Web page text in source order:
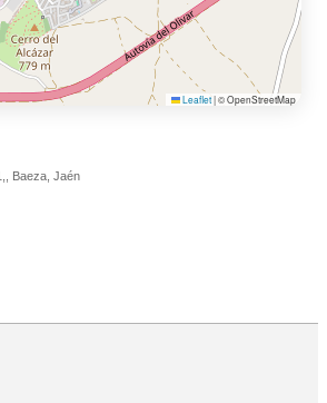
Leaflet|© OpenStreetMap
Baeza, Jaén